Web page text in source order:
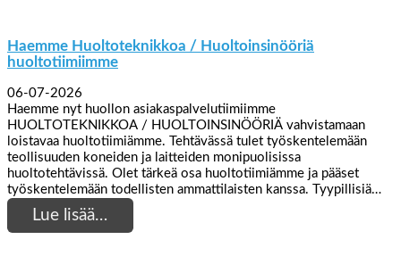
Haemme Huoltoteknikkoa / Huoltoinsinööriä
huoltotiimiimme
06-07-2026
Haemme nyt huollon asiakaspalvelutiimiimme
HUOLTOTEKNIKKOA / HUOLTOINSINÖÖRIÄ vahvistamaan
loistavaa huoltotiimiämme. Tehtävässä tulet työskentelemään
teollisuuden koneiden ja laitteiden monipuolisissa
huoltotehtävissä. Olet tärkeä osa huoltotiimiämme ja pääset
työskentelemään todellisten ammattilaisten kanssa. Tyypillisiä…
Lue lisää…